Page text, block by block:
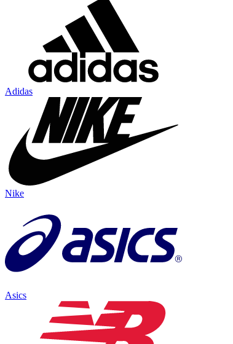
Adidas
Nike
Asics